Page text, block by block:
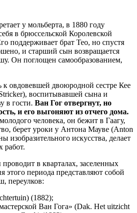
у мольберта, в 1880 году
в брюссельской Королевской
поддерживает брат Тео, но спустя
и старший сын возвращается
Он поглощен самообразованием,
овдовевшей двоюродной сестре Кее
воспитывавшей сына и
в гости. Ван Гог отвергнут, но
и его выгоняют из отчего дома.
человека, он бежит в Гаагу,
берет уроки у Антона Мауве (Anton
изобразительного искусства, делает
работ.
в кварталах, заселенных
этого периода представляют собой
переулков:
(1882);
Ван Гога» (Dak. Het uitzicht